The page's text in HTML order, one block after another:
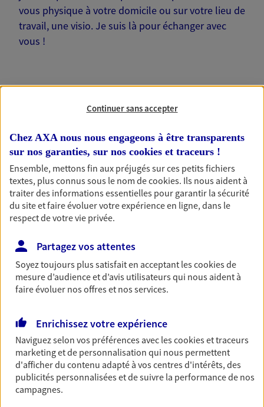
vous physique à votre domicile ou sur votre lieu de
travail, une visio. Je suis là pour échanger avec
vous !
Nos offres phares
Épargne
Réalisez vos projets grâce à votre épargne : achat
immobilier, études des enfants ou voyage autour
du monde… Épargnez à votre rythme et
simplement, selon votre profil.
Découvrir les offres Épargne
Retraite
notre solution PER (Plan Epargne Retraite)
spécialement conçue pour la retraite.
Découvrir l'offre Retraite
Prévoyance
Continuer sans accepter
Chez AXA nous nous engageons à être transparents
sur nos garanties, sur nos cookies et traceurs !
Ensemble, mettons fin aux préjugés sur ces petits fichiers
textes, plus connus sous le nom decookies. Ils nous aident à
traiter des informations essentielles pour garantir la sécurité
du site et faire évoluer votre expérience en ligne, dans le
respect de votre vie privée.
Partagez vos attentes
Soyez toujours plus satisfait en acceptant lescookiesde
mesure d’audience et d’avis utilisateurs qui nous aident à
faire évoluer nos offres et nos services.
Enrichissez votre expérience
Naviguez selon vos préférences avec lescookies et traceurs
marketing et de personnalisation qui nous permettent
d'afficher du contenu adapté à vos centres d'intérêts, des
publicités personnalisées et de suivre la performance de nos
campagnes.